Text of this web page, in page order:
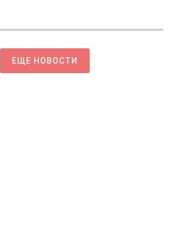
ЕЩЕ НОВОСТИ